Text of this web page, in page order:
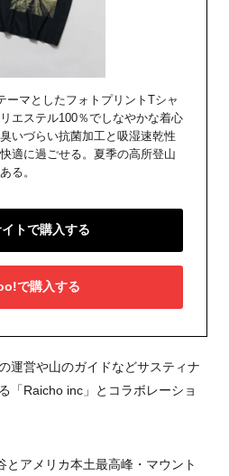
ーマとしたフォトプリントTシャ
エステル100％でしなやかな着心
いづらい抗菌加工と吸湿速乾性
適に過ごせる。夏季の高所登山
る。
トで購入する
で購入する
運営や山のガイドなどサスティナ
「Raicho inc」とコラボレーショ
とアメリカ本土最高峰・マウント